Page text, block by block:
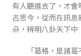
有人聽進去了，才
古思今，從而在訊
朵，辨明八卦天下中
「葛格，是諸葛